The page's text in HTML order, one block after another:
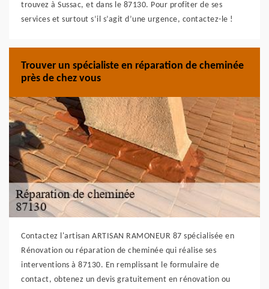
trouvez à Sussac, et dans le 87130. Pour profiter de ses
services et surtout s’il s’agit d’une urgence, contactez-le !
Trouver un spécialiste en réparation de cheminée
près de chez vous
Contactez l'artisan ARTISAN RAMONEUR 87 spécialisée en
Rénovation ou réparation de cheminée qui réalise ses
interventions à 87130. En remplissant le formulaire de
contact, obtenez un devis gratuitement en rénovation ou